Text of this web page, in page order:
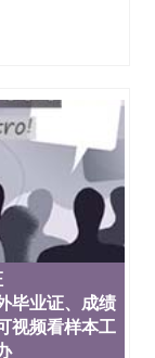
国
中国有用吗
文凭可靠
信
信
办
大学有毕业
QQ微信
办理国外
可查文凭
微信
551190476
办理学历认
微信
毕业证、成绩
视频看样本工